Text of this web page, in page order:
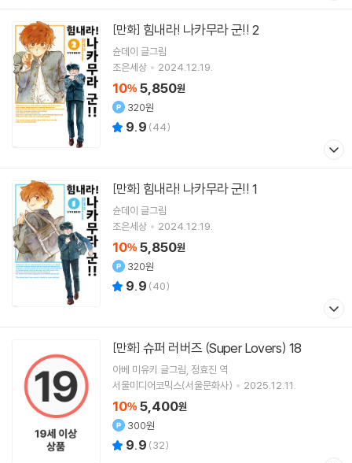
[만화] 힘내라! 나카무라 군!! 2
슌데이 글그림
조은세상
2024.12.19.
10% 5,850원
320원
9.9 (44)
[만화] 힘내라! 나카무라 군!! 1
슌데이 글그림
조은세상
2024.12.19.
10% 5,850원
320원
9.9 (40)
[만화] 슈퍼 러버즈 (Super Lovers) 18
아베 미유키 글그림 정효진 역
서울미디어코믹스(서울문화사)
2025.12.11.
10% 5,400원
300원
9.9 (32)